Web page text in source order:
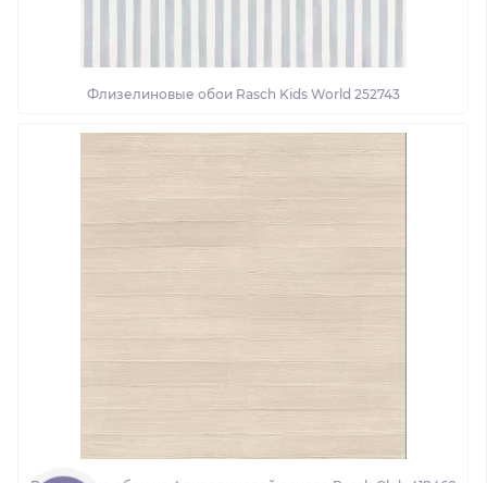
Флизелиновые обои Rasch Kids World 252743